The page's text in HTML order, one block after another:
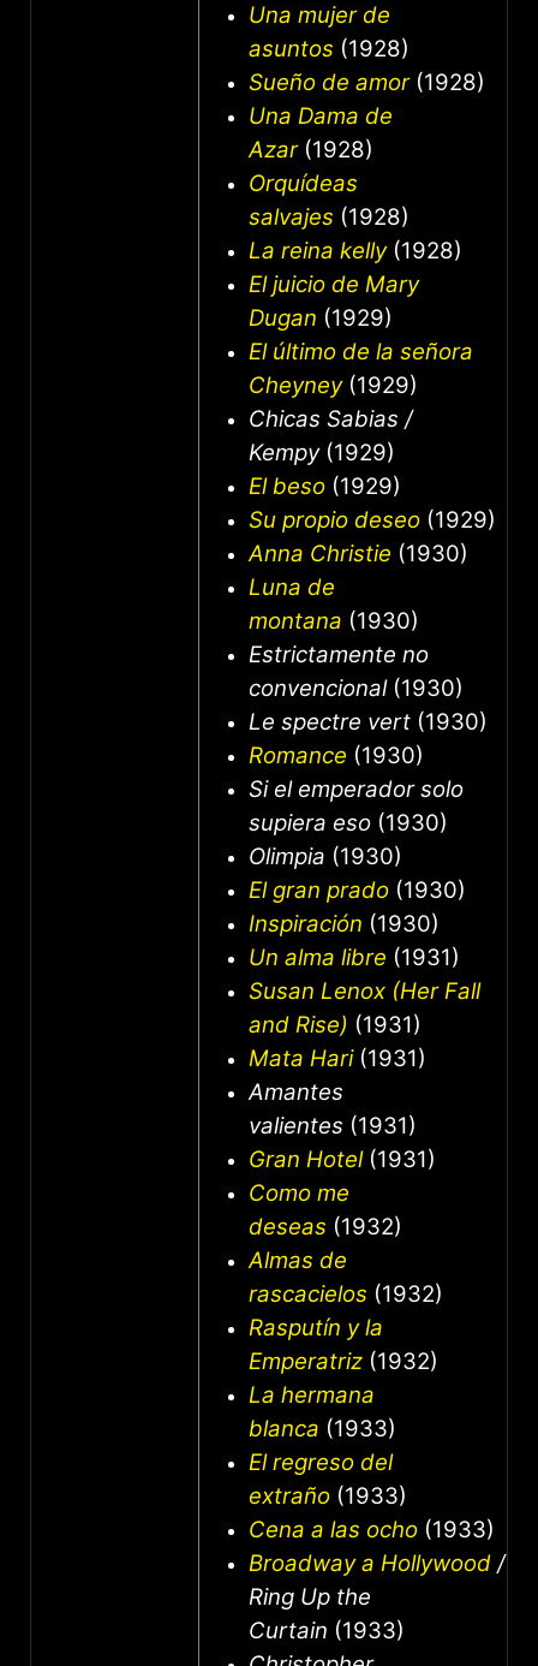
Una mujer de
asuntos (1928)
Sueño de amor(1928)
Una Dama de
Azar(1928)
Orquídeas
salvajes (1928)
La reina kelly(1928)
El juicio de Mary
Dugan (1929)
El último de la señora
Cheyney(1929)
Chicas Sabias /
Kempy(1929)
El beso (1929)
Su propio deseo (1929)
Anna Christie (1930)
Luna de
montana (1930)
Estrictamente no
convencional(1930)
Le spectre vert (1930)
Romance (1930)
Si el emperador solo
supiera eso (1930)
Olimpia (1930)
El gran prado (1930)
Inspiración (1930)
Un alma libre (1931)
Susan Lenox (Her Fall
and Rise) (1931)
Mata Hari(1931)
Amantes
valientes (1931)
Gran Hotel(1931)
Como me
deseas (1932)
Almas de
rascacielos (1932)
Rasputín y la
Emperatriz (1932)
La hermana
blanca (1933)
El regreso del
extraño (1933)
Cena a las ocho (1933)
Broadway a Hollywood /
Ring Up the
Curtain (1933)